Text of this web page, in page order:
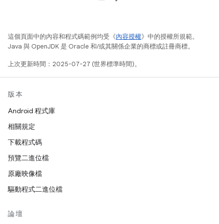
這個頁面中的內容和程式碼範例均受《內容授權》中的授權所規範。
Java 與 OpenJDK 是 Oracle 和/或其關係企業的商標或註冊商標。
上次更新時間：2025-07-27 (世界標準時間)。
版本
Android 程式庫
相關規定
下載程式碼
預覽二進位檔
原廠映像檔
驅動程式二進位檔
論壇